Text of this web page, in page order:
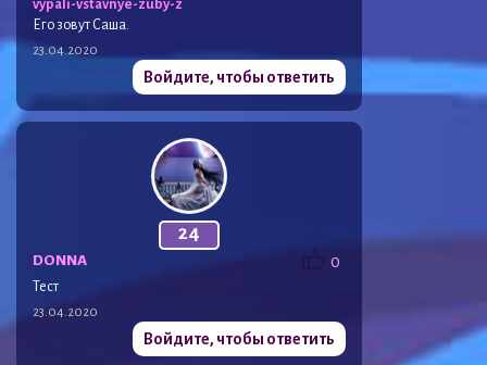
vypali-vstavnye-zuby-z
Его зовут Саша.
23.04.2020
Войдите, чтобы ответить
24
0
DONNA
Тест
23.04.2020
Войдите, чтобы ответить